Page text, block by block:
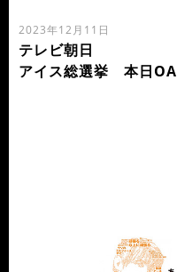
2023年12月11日
テレビ朝日
アイス総選挙 本日OA